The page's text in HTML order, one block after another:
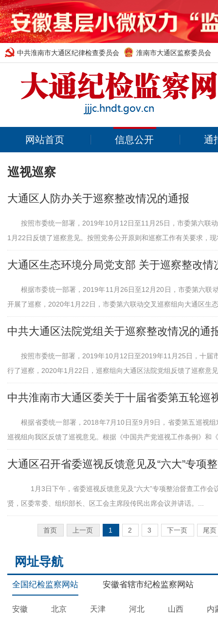
中共淮南市大通区纪律检查委员会 淮南市大通区监察委员会
网站首页 信息公开 通
巡视巡察
大通区人防办关于巡察整改情况的通报
按照市委统一部署，2019年10月12日至11月25日，市委第六联
1月22日反馈了巡察意见。按照党务公开原则和巡察工作有关要求，
大通区生态环境分局党支部 关于巡察整改情
根据市委统一部署，2019年11月26日至12月20日，市委第六联
开展了巡察，2020年1月22日，市委第六联动交叉巡察组向大通区生
中共大通区法院党组关于巡察整改情况的通
按照市委统一部署，2019年10月12日至2019年11月25日，十届
行了巡察，2020年1月22日，巡察组向大通区法院党组反馈了巡察意
中共淮南市大通区委关于十届省委第五轮巡
根据省委统一部署，2018年7月10日至9月9日，省委第五巡视
巡视组向我区反馈了巡视意见。根据《中国共产党巡视工作条例》和
大通区召开省委巡视反馈意见及“六大”专项
1月3日下午，省委巡视反馈意见及“六大”专项整治督查工作会
贤，区委常委、组织部长、区工会主席段传民出席会议并讲话。...
首页 上一页 1 2 3 下一页 尾页
网址导航
全国纪检监察网站 安徽省辖市纪检监察网站
安徽 北京 天津 河北 山西 内